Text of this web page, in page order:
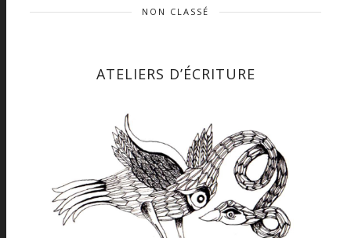
NON CLASSÉ
ATELIERS D’ÉCRITURE